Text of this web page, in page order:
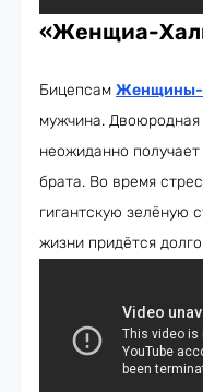
«Женщиа-
Бицепсам Женщины-
мужчина.
неожиданно
брата. Во время
гигантскую зелёную
жизни придётся